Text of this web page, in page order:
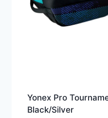
Yonex Pro
Black/Silver